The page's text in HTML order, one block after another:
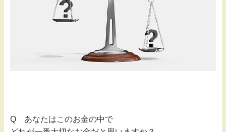
Q あなたはこのお金の中で